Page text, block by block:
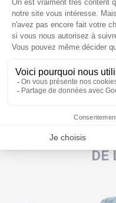
POUR SE
DE